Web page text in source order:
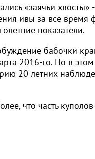
«заячьи
ивы за всё время
показатели.
бабочки
2016-го. Но в
20-летних
что часть